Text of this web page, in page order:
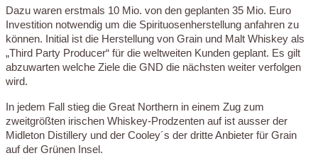
Dazu waren erstmals 10 Mio. von den geplanten 35 Mio. Euro
Investition notwendig um die Spirituosenherstellung anfahren zu
können. Initial ist die Herstellung von Grain und Malt Whiskey als
„Third Party Producer“ für die weltweiten Kunden geplant. Es gilt
abzuwarten welche Ziele die GND die nächsten weiter verfolgen
wird.
In jedem Fall stieg die Great Northern in einem Zug zum
zweitgrößten irischen Whiskey-Prodzenten auf ist ausser der
Midleton Distillery und der Cooley´s der dritte Anbieter für Grain
auf der Grünen Insel.